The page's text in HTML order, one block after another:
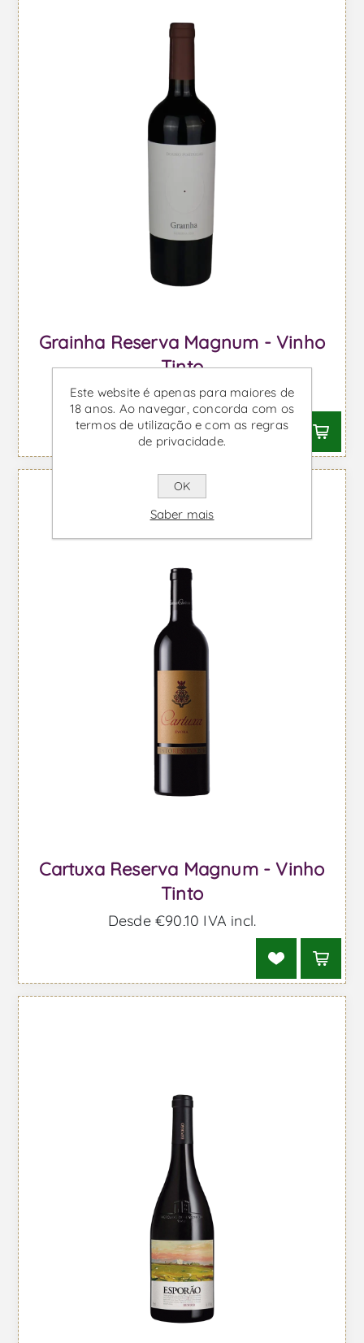
Grainha Reserva Magnum - Vinho
Tinto
Desde €34,24 IVA incl.
Cartuxa Reserva Magnum - Vinho
Tinto
Desde €90,10 IVA incl.
Este website é apenas para maiores de
18 anos. Ao navegar, concorda com os
termos de utilização e com as regras
de privacidade.
OK
Saber mais